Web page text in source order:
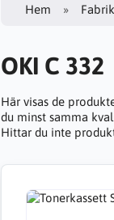
Hem
OKI C 332
Här visas de
du minst samma
Hittar du inte